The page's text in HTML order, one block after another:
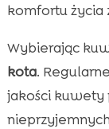
komfortu życia
Wybierając
kota.
jakości kuwety